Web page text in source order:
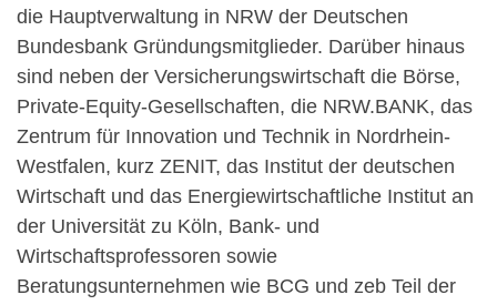
die Hauptverwaltung in NRW der Deutschen
Bundesbank Gründungsmitglieder. Darüber hinaus
sind neben der Versicherungswirtschaft die Börse,
Private-Equity-Gesellschaften, die NRW.BANK, das
Zentrum für Innovation und Technik in Nordrhein-
Westfalen, kurz ZENIT, das Institut der deutschen
Wirtschaft und das Energiewirtschaftliche Institut an
der Universität zu Köln, Bank- und
Wirtschaftsprofessoren sowie
Beratungsunternehmen wie BCG und zeb Teil der